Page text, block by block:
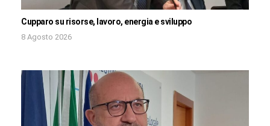
Cupparo su risorse, lavoro, energia e sviluppo
8 Agosto 2026